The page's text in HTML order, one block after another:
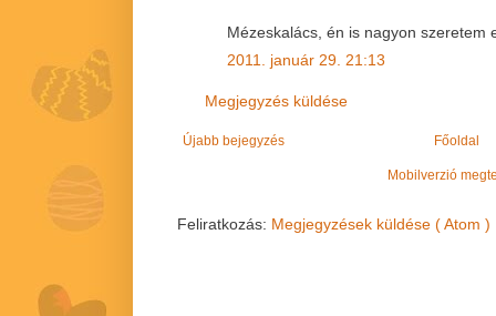
Mézeskalács, én is nagyon szeretem
2011. január 29. 21:13
Megjegyzés küldése
Újabb bejegyzés Főoldal
Mobilverzió
Feliratkozás: Megjegyzések küldése ( Atom )